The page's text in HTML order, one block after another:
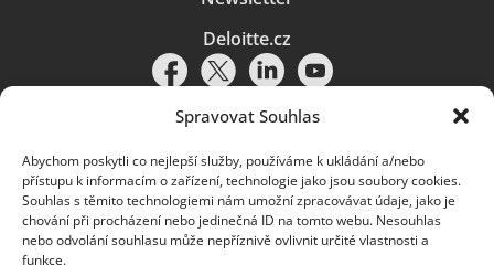
Spravovat Souhlas
Abychom poskytli co nejlepší služby, používáme k ukládání a/nebo
přístupu k informacím o zařízení, technologie jako jsou soubory cookies.
Souhlas s těmito technologiemi nám umožní zpracovávat údaje, jako je
chování při procházení nebo jedinečná ID na tomto webu. Nesouhlas
nebo odvolání souhlasu může nepříznivě ovlivnit určité vlastnosti a
funkce.
Deloitte.cz
Pravidla používání|Ochrana osobních údajů|Soubory cookies |
Deloitte.cz
© 2026. Více informací najdete vPravidlech používání.